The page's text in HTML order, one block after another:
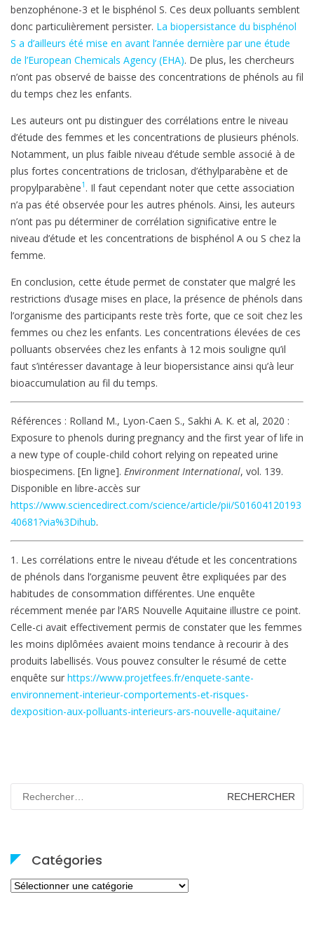
benzophénone-3 et le bisphénol S. Ces deux polluants semblent
donc particulièrement persister. La biopersistance du bisphénol
S a d’ailleurs été mise en avant l’année dernière par une étude
de l’European Chemicals Agency (EHA). De plus, les chercheurs
n’ont pas observé de baisse des concentrations de phénols au fil
du temps chez les enfants.
Les auteurs ont pu distinguer des corrélations entre le niveau
d’étude des femmes et les concentrations de plusieurs phénols.
Notamment, un plus faible niveau d’étude semble associé à de
plus fortes concentrations de triclosan, d’éthylparabène et de
propylparabène1 . Il faut cependant noter que cette association
n’a pas été observée pour les autres phénols. Ainsi, les auteurs
n’ont pas pu déterminer de corrélation significative entre le
niveau d’étude et les concentrations de bisphénol A ou S chez la
femme.
En conclusion, cette étude permet de constater que malgré les
restrictions d’usage mises en place, la présence de phénols dans
l’organisme des participants reste très forte, que ce soit chez les
femmes ou chez les enfants. Les concentrations élevées de ces
polluants observées chez les enfants à 12 mois souligne qu’il
faut s’intéresser davantage à leur biopersistance ainsi qu’à leur
bioaccumulation au fil du temps.
Références : Rolland M., Lyon-Caen S., Sakhi A. K. et al, 2020 :
Exposure to phenols during pregnancy and the first year of life in
a new type of couple-child cohort relying on repeated urine
biospecimens. [En ligne]. Environment International, vol. 139.
Disponible en libre-accès sur
https://www.sciencedirect.com/science/article/pii/S01604120193
40681?via%3Dihub.
1. Les corrélations entre le niveau d’étude et les concentrations
de phénols dans l’organisme peuvent être expliquées par des
habitudes de consommation différentes. Une enquête
récemment menée par l’ARS Nouvelle Aquitaine illustre ce point.
Celle-ci avait effectivement permis de constater que les femmes
les moins diplômées avaient moins tendance à recourir à des
produits labellisés. Vous pouvez consulter le résumé de cette
enquête sur https://www.projetfees.fr/enquete-sante-
environnement-interieur-comportements-et-risques-
dexposition-aux-polluants-interieurs-ars-nouvelle-aquitaine/
Rechercher :
Catégories
Catégories